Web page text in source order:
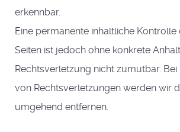
erkennbar.
Eine permanente inhaltliche
Seiten ist jedoch ohne konkrete
Rechtsverletzung nicht zumutbar.
von Rechtsverletzungen werden wir
umgehend entfernen.